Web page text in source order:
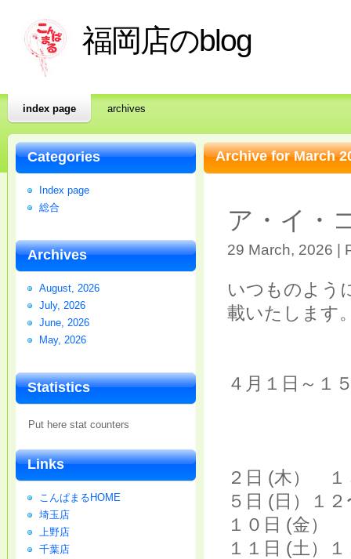
福岡店のblog
index page archives
Archive for March
ア・イ
29 March, 2026 |
いつものよう
載いたします
４月１日～１
２日 (木） １
５日 (日）１
１０日 (金）
１１日 (土）
Categories
Index page
総合
Archives
August, 2026
July, 2026
June, 2026
May, 2026
Statistics
Put here stat counters
Links
こんぱまるHOME
埼玉店
上野店
千葉店